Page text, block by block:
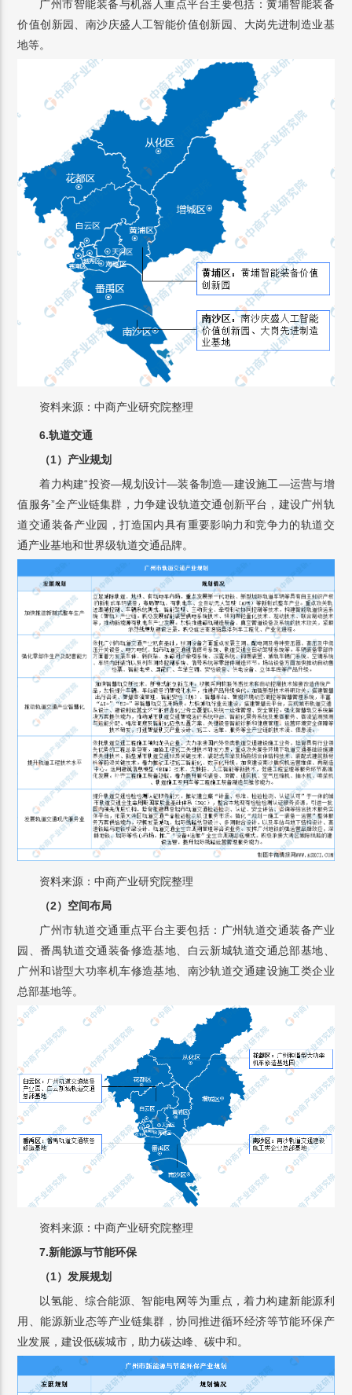
广州市智能装备与机器人重点平台主要包括：黄埔智能装备
价值创新园、南沙庆盛人工智能价值创新园、大岗先进制造业基
地等。
资料来源：中商产业研究院整理
6.轨道交通
（1）产业规划
着力构建“投资—规划设计—装备制造—建设施工—运营与增
值服务”全产业链集群，力争建设轨道交通创新平台，建设广州轨
道交通装备产业园，打造国内具有重要影响力和竞争力的轨道交
通产业基地和世界级轨道交通品牌。
资料来源：中商产业研究院整理
（2）空间布局
广州市轨道交通重点平台主要包括：广州轨道交通装备产业
园、番禺轨道交通装备修造基地、白云新城轨道交通总部基地、
广州和谐型大功率机车修造基地、南沙轨道交通建设施工类企业
总部基地等。
资料来源：中商产业研究院整理
7.新能源与节能环保
（1）发展规划
以氢能、综合能源、智能电网等为重点，着力构建新能源利
用、能源新业态等产业链集群，协同推进循环经济等节能环保产
业发展，建设低碳城市，助力碳达峰、碳中和。